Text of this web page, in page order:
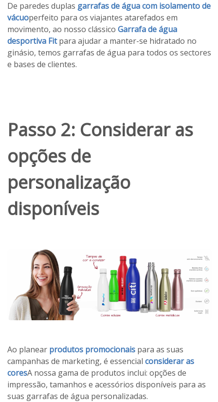
De paredes duplas garrafas de água com isolamento de
vácuoperfeito para os viajantes atarefados em
movimento, ao nosso clássico Garrafa de água
desportiva Fitpara ajudar a manter-se hidratado no
ginásio, temos garrafas de água para todos os sectores
e bases de clientes.
Passo 2: Considerar as
opções de
personalização
disponíveis
Ao planear produtos promocionais para as suas
campanhas de marketing, é essencial considerar as
coresA nossa gama de produtos inclui: opções de
impressão, tamanhos e acessórios disponíveis para as
suas garrafas de água personalizadas.